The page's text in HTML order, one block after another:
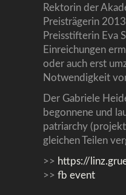
Rektorin der
Preisträgerin
Preisstifterin Eva
Einreichungen
oder auch erst
Notwendigkeit
Der Gabriele
begonnene und
patriarchy
gleichen Teilen
>> https://
>> fb event